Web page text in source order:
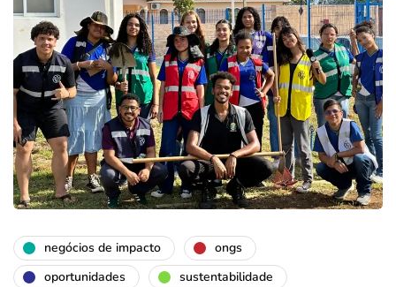
negócios de impacto
ongs
oportunidades
sustentabilidade